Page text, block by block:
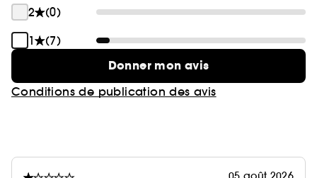
2
(0)
1
(7)
Donner mon avis
Conditions de publication des avis